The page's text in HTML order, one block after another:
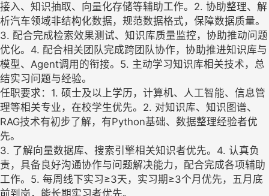
接入、知识抽取、向量化存储等辅助工作。2. 协助整理、解
析汽车领域非结构化数据，规范数据格式，保障数据质量。
3. 配合完成检索效果测试、知识库质量监控，协助推动问题
优化。4. 配合相关团队完成跨团队协作，协助推进知识库与
模型、Agent调用的衔接。5. 主动学习知识库相关技术，总
结实习问题与经验。
任职要求：1. 硕士及以上学历，计算机、人工智能、信息管
理等相关专业，在校学生优先。2. 对知识库、知识图谱、
RAG技术有初步了解，有Python基础、数据整理经验者优
先。
3. 了解向量数据库、搜索引擎相关知识者优先。4. 认真负
责，具备良好沟通协作与问题解决能力，配合完成各项辅助
工作。5. 每周线下实习≥3天，实习期≥3个月优先，五月底